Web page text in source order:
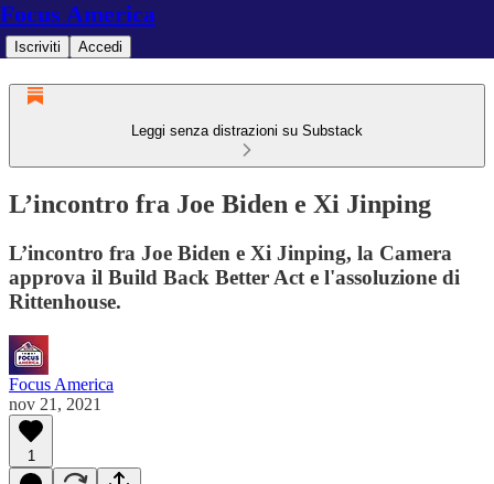
Focus America
Iscriviti Accedi
Leggi senza distrazioni su Substack
L’incontro fra Joe Biden e Xi Jinping
L’incontro fra Joe Biden e Xi Jinping, la Camera
approva il Build Back Better Act e l'assoluzione di
Rittenhouse.
Focus America
nov 21, 2021
1